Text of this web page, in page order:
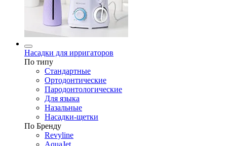
Насадки для ирригаторов
По типу
Стандартные
Ортодонтические
Пародонтологические
Для языка
Назальные
Насадки-щетки
По Бренду
Revyline